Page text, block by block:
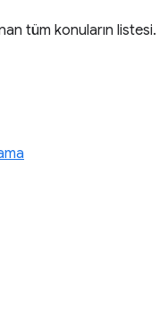
tüm konuların listesi.